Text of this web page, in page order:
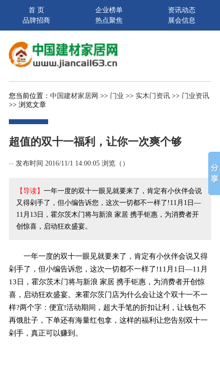
首 页 企业榜单
资讯动态
品牌招商
热点聚焦 展会信息
您当前位置： 中国建材家居网 >> 门业 >> 实木门资讯>> 门业资讯
>> 浏览文章
超值的双十一福利，让你一次爽个够
-- 发布时间 2016/11/1 14:00:05 浏览（ ）
【导读】 一年一度的双十一眼见就要来了，肯定有小伙伴会说
又得剁手了，但小编告诉您，这次一切都不一样了!11月1日—
11月13日，霍尔茨木门将与新浪 家居 携手钜惠，为消费者开
创惊喜，启动狂欢盛宴。
一年一度的双十一眼见就要来了，肯定有小伙伴会说又得
剁手了，但小编告诉您，这次一切都不一样了!11月1日—11月
13日，霍尔茨木门将与新浪 家居 携手钜惠，为消费者开创惊
喜，启动狂欢盛宴。来霍尔茨门店为什么会让这个双十一不一
样?两个字：便宜!活动期间，超大手笔的折扣让利，让钱包不
再饿肚子，下单还有海量红包拿，这样的福利让您告别双十一
剁手，真正可以赚到。